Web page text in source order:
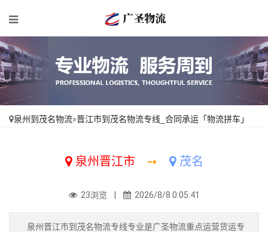
泉州到茂名物流»晋江市到茂名物流专线_合同承运「物流拼车」
泉州晋江市 ➙ 茂名
23浏览 | 2026/8/8 0:05:41
泉州晋江市到茂名物流专线专业是广圣物流重点运营货运专